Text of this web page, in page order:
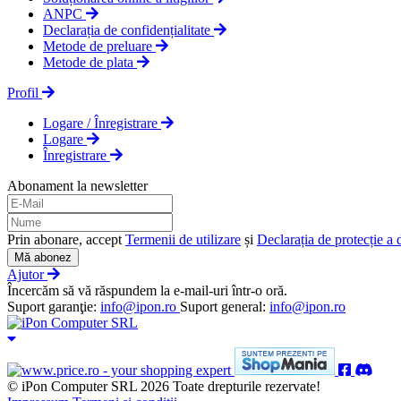
ANPC
Declarația de confidențialitate
Metode de preluare
Metode de plata
Profil
Logare / Înregistrare
Logare
Înregistrare
Abonament la newsletter
Prin abonare, accept Termenii de utilizare și Declarația de protecție a
Mă abonez
Ajutor
Încercăm să vă răspundem la e-mail-uri într-o oră.
Suport garanţie: info@ipon.ro Suport general: info@ipon.ro
© iPon Computer SRL 2026 Toate drepturile rezervate!